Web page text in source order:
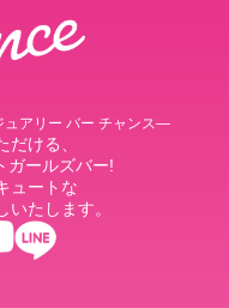
アリー バー チャンス―
ける、
ガールズバー!
ュートな
たします。